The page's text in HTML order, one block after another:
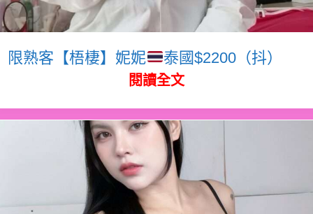
限熟客【梧棲】妮妮 泰國$2200（抖）
閱讀全文